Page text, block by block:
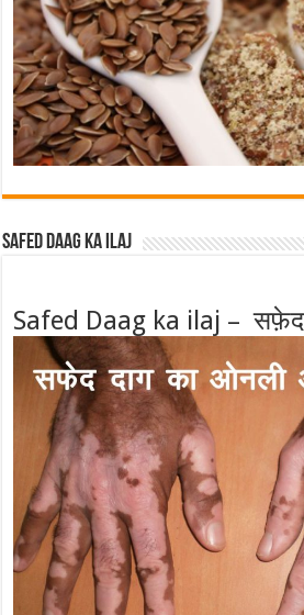
Safed Daag ka ilaj
Safed Daag ka ilaj – सफ़ेद